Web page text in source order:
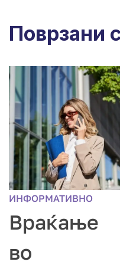
Поврзани
ИНФОРМАТИВНО
Враќање
во